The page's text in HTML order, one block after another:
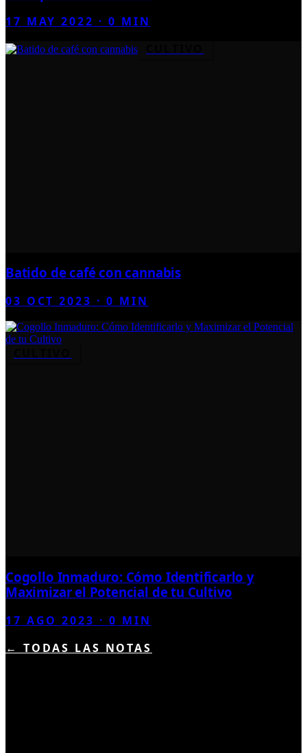
17 MAY 2022 ·0 MIN
Batido de café con cannabis
03 OCT 2023 ·0 MIN
Cogollo Inmaduro: Cómo Identificarlo y
Maximizar el Potencial de tu Cultivo
17 AGO 2023 ·0 MIN
← TODAS LAS NOTAS